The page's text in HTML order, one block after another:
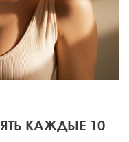
КАЖДЫЕ 10